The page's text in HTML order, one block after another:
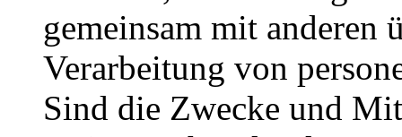
gemeinsam mit
Verarbeitung von
Sind die Zwecke und